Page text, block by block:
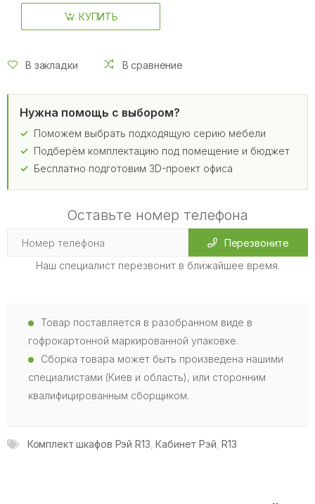
КУПИТЬ
В закладки В сравнение
Нужна помощь с выбором?
Поможем выбрать подходящую серию мебели
Подберём комплектацию под помещение и бюджет
Бесплатно подготовим 3D-проект офиса
Оставьте номер телефона
Перезвоните
Наш специалист перезвонит в ближайшее время.
Товар поставляется в разобранном виде в
гофрокартонной маркированной упаковке.
Сборка товара может быть произведена нашими
специалистами (Киев и область), или сторонним
квалифицированным сборщиком.
Комплект шкафов Рэй R13 ,Кабинет Рэй ,R13